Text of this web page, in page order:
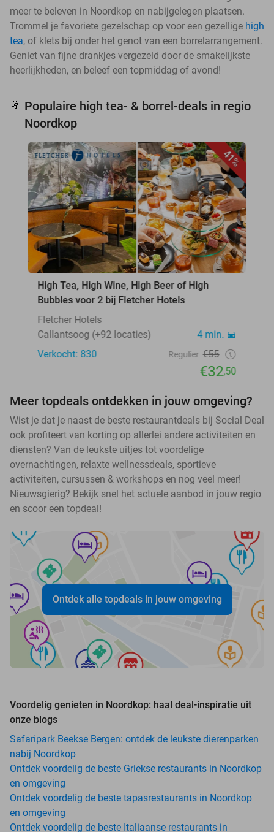
meer te beleven in Noordkop en nabijgelegen plaatsen.
Trommel je favoriete gezelschap op voor een gezellige high
tea, of klets bij onder het genot van een borrelarrangement.
Geniet van fijne drankjes vergezeld door de smakelijkste
heerlijkheden, en beleef een topmiddag of avond!
🥂
Populaire high tea- & borrel-deals in regio
Noordkop
41%
High Tea, High Wine, High Beer of High
Bubbles voor 2 bij Fletcher Hotels
Fletcher Hotels
Callantsoog (+92 locaties)
4 min.
Verkocht: 830
Regulier €55
€32,50
Meer topdeals ontdekken in jouw omgeving?
Wist je dat je naast de beste restaurantdeals bij Social Deal
ook profiteert van korting op allerlei andere activiteiten en
diensten? Van de leukste uitjes tot voordelige
overnachtingen, relaxte wellnessdeals, sportieve
activiteiten, cursussen & workshops en nog veel meer!
Nieuwsgierig? Bekijk snel het actuele aanbod in jouw regio
en scoor een topdeal!
Ontdek alle topdeals in jouw omgeving
Voordelig genieten in Noordkop: haal deal-inspiratie uit
onze blogs
Safaripark Beekse Bergen: ontdek de leukste dierenparken
nabij Noordkop
Ontdek voordelig de beste Griekse restaurants in Noordkop
en omgeving
Ontdek voordelig de beste tapasrestaurants in Noordkop
en omgeving
Ontdek voordelig de beste Italiaanse restaurants in